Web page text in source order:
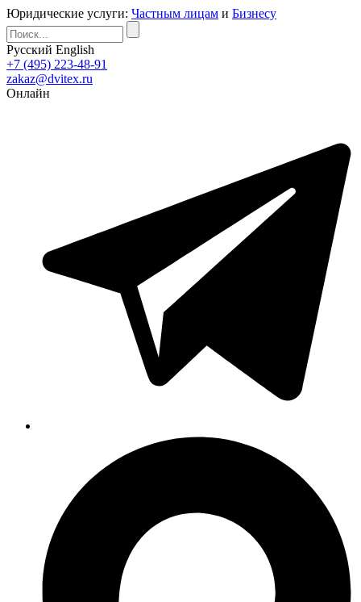
Юридические услуги: Частным лицам и Бизнесу
Русский English
+7 (495) 223-48-91
zakaz@dvitex.ru
Онлайн